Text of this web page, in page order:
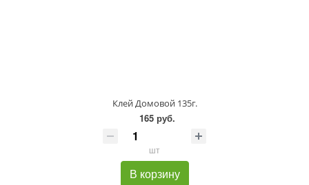
Клей Домовой 135г.
165 руб.
шт
В корзину